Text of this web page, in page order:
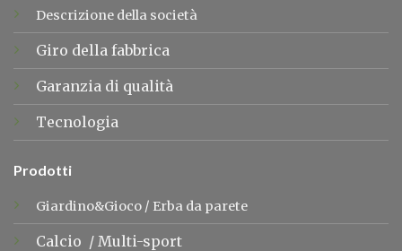
Descrizione della società
Giro della fabbrica
Garanzia di qualità
Tecnologia
Prodotti
Giardino&Gioco/ Erba da parete
Calcio / Multi-sport